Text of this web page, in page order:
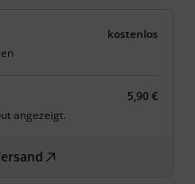
kostenlos
5,90 €
angezeigt.